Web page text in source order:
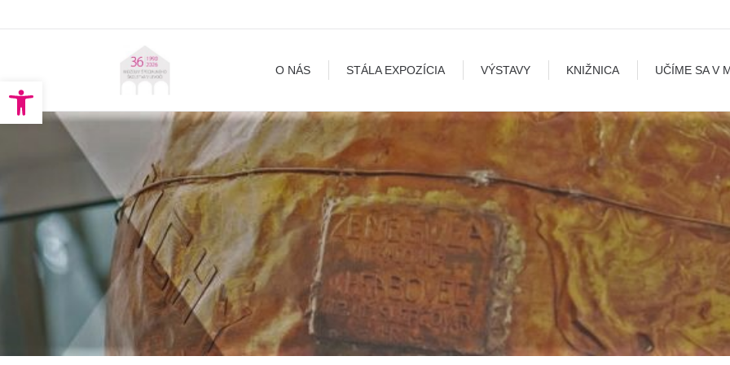
Open toolbar
O NÁS STÁLA EXPOZÍCIA VÝSTAVY KNIŽNICA UČÍME SA V
O NÁS STÁLA EXPOZÍCIA VÝSTAVY KNIŽNICA UČÍME SA V MÚZEU